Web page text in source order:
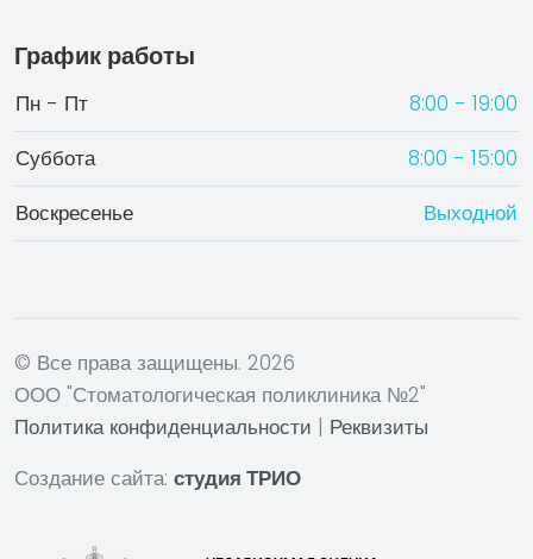
График работы
Пн - Пт
8:00 - 19:00
Суббота
8:00 - 15:00
Воскресенье
Выходной
© Все права защищены. 2026
ООО "Стоматологическая поликлиника №2"
Политика конфиденциальности | Реквизиты
Создание сайта: студия ТРИО